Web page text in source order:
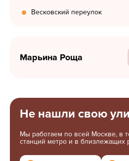
Весковский переулок
Марьина Роща
Не нашли свою
Мы работаем по всей Москве, в
станций метро и в близлежащих